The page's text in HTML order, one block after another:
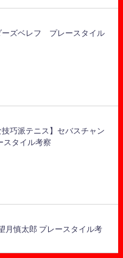
ーズベレフ プレースタイル
巧派テニス】セバスチャン
スタイル考察
月慎太郎 プレースタイル考